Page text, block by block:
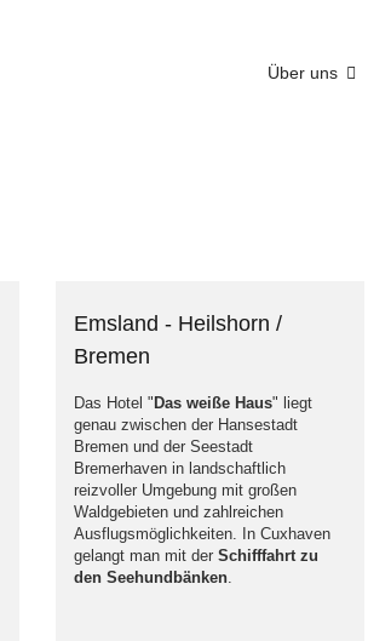
Über uns
Emsland - Heilshorn /
Bremen
Das Hotel " Das weiße Haus" liegt
genau zwischen der Hansestadt
Bremen und der Seestadt
Bremerhaven in landschaftlich
reizvoller Umgebung mit großen
Waldgebieten und zahlreichen
Ausflugsmöglichkeiten. In Cuxhaven
gelangt man mit der Schifffahrt zu
den Seehundbänken.